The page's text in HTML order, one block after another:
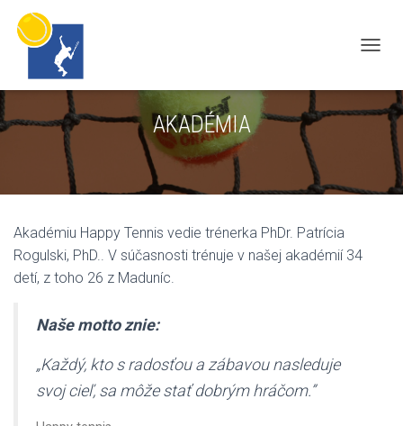
V
T
AKADÉMIA
Akadémiu Happy Tennis vedie trénerka PhDr. Patrícia
Rogulski, PhD.. V súčasnosti trénuje v našej akadémií 34
detí, z toho 26 z Maduníc.
Naše motto znie:
„Každý, kto s radosťou a zábavou nasleduje
svoj cieľ, sa môže stať dobrým hráčom.”